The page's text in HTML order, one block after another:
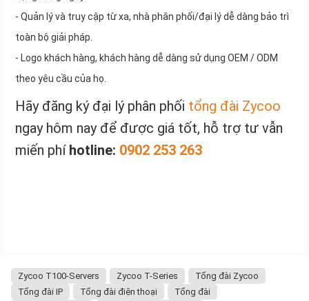
- Quản lý và truy cập từ xa, nhà phân phối/đại lý dễ dàng bảo trì
toàn bộ giải pháp.
- Logo khách hàng, khách hàng dễ dàng sử dụng OEM / ODM
theo yêu cầu của họ.
Hãy đăng ký đại lý phân phối tổng đài Zycoo
ngay hôm nay để được giá tốt, hỗ trợ tư vẫn
miến phí hotline: 0902 253 263
Zycoo T100-Servers Zycoo T-Series
Tổng đài Zycoo
Tổng đài IP
Tổng đài điện thoại
Tổng đài